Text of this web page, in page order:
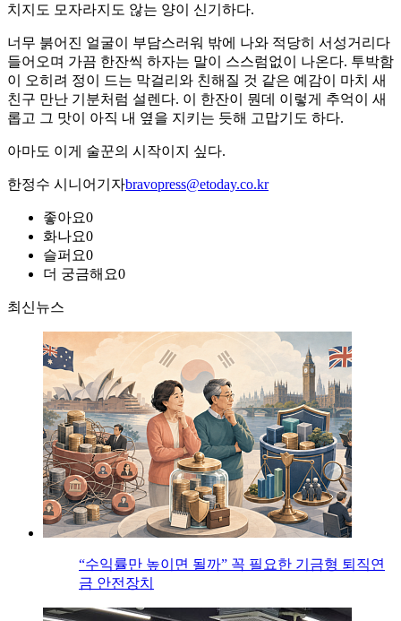
치지도 모자라지도 않는 양이 신기하다.
너무 붉어진 얼굴이 부담스러워 밖에 나와 적당히 서성거리다
들어오며 가끔 한잔씩 하자는 말이 스스럼없이 나온다. 투박함
이 오히려 정이 드는 막걸리와 친해질 것 같은 예감이 마치 새
친구 만난 기분처럼 설렌다. 이 한잔이 뭔데 이렇게 추억이 새
롭고 그 맛이 아직 내 옆을 지키는 듯해 고맙기도 하다.
아마도 이게 술꾼의 시작이지 싶다.
한정수 시니어기자bravopress@etoday.co.kr
좋아요0
화나요0
슬퍼요0
더 궁금해요0
최신뉴스
“수익률만 높이면 될까” 꼭 필요한 기금형 퇴직연
금 안전장치